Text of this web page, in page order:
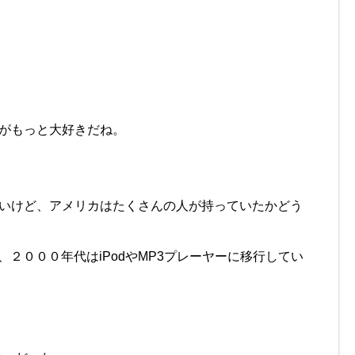
もっと大好きだね。
けど、アメリカはたくさんの人が持っていたかどう
２０００年代はiPodやMP3プレーヤーに移行してい